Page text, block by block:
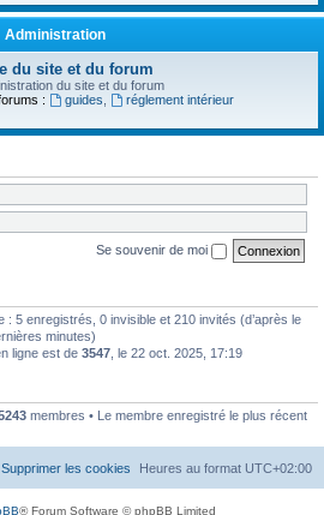
Administration
du site et du forum
du site et du forum
:
guides,
réglement intérieur
Se souvenir de moi
: 5 enregistrés, 0 invisible et 210 invités (d’après le
minutes)
ligne est de 3547 , le 22 oct. 2025, 17:19
membres • Le membre enregistré le plus récent
Heures au format UTC+02:00
Supprimer les cookies
® Forum Software © phpBB Limited